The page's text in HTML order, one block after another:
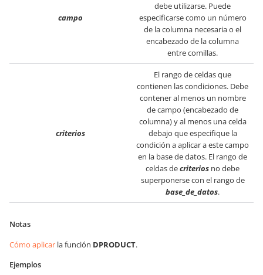
campo
debe utilizarse. Puede
especificarse como un número
de la columna necesaria o el
encabezado de la columna
entre comillas.
criterios
El rango de celdas que
contienen las condiciones. Debe
contener al menos un nombre
de campo (encabezado de
columna) y al menos una celda
debajo que especifique la
condición a aplicar a este campo
en la base de datos. El rango de
celdas decriterios no debe
superponerse con el rango de
base_de_datos.
Notas
Cómo aplicar la función DPRODUCT.
Ejemplos